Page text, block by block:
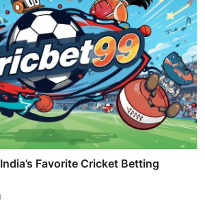
Favorite Cricket Betting